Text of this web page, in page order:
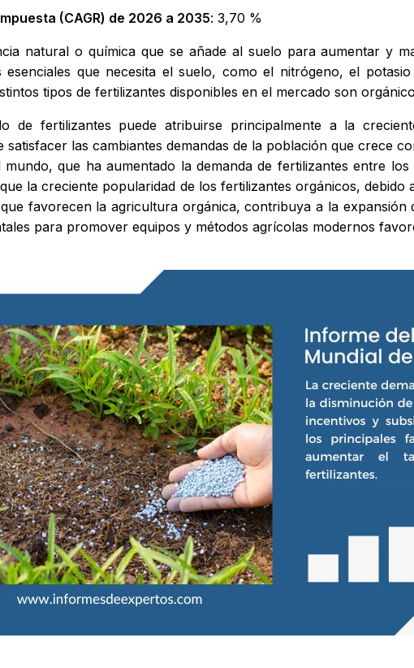
(CAGR) de 2026 a 2035: 3,70 %
natural o química que se añade al suelo para aumentar y
esenciales que necesita el suelo, como el nitrógeno, el
tipos de fertilizantes disponibles en el mercado son
de fertilizantes puede atribuirse principalmente a la
satisfacer las cambiantes demandas de la población que crece
que ha aumentado la demanda de fertilizantes entre
la creciente popularidad de los fertilizantes orgánicos,
favorecen la agricultura orgánica, contribuya a la
para promover equipos y métodos agrícolas modernos